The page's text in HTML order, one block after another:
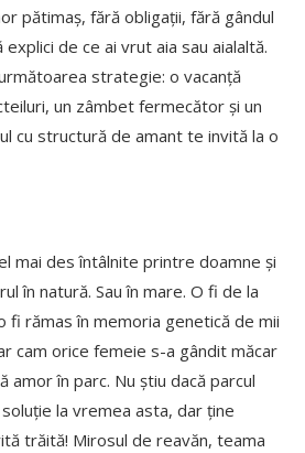
pătimaș, fără obligații, fără gândul
explici de ce ai vrut aia sau aialaltă.
strategie: o vacanță
un zâmbet fermecător și un
cu structură de amant te invită la o
mai des întâlnite printre doamne și
în natură. Sau în mare. O fi de la
fi rămas în memoria genetică de mii
cam orice femeie s-a gândit măcar
amor în parc. Nu știu dacă parcul
la vremea asta, dar ține
trăită! Mirosul de reavăn, teama